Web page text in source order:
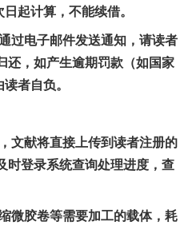
起计算，不能续借。
过电子邮件发送通知，请读者
还，如产生逾期罚款（如国家
者自负。
文献将直接上传到读者注册的
时登录系统查询处理进度，查
微胶卷等需要加工的载体，耗